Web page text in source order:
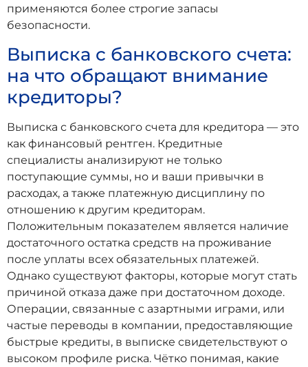
применяются более строгие запасы
безопасности.
Выписка с банковского счета:
на что обращают внимание
кредиторы?
Выписка с банковского счета для кредитора — это
как финансовый рентген. Кредитные
специалисты анализируют не только
поступающие суммы, но и ваши привычки в
расходах, а также платежную дисциплину по
отношению к другим кредиторам.
Положительным показателем является наличие
достаточного остатка средств на проживание
после уплаты всех обязательных платежей.
Однако существуют факторы, которые могут стать
причиной отказа даже при достаточном доходе.
Операции, связанные с азартными играми, или
частые переводы в компании, предоставляющие
быстрые кредиты, в выписке свидетельствуют о
высоком профиле риска. Чётко понимая, какие